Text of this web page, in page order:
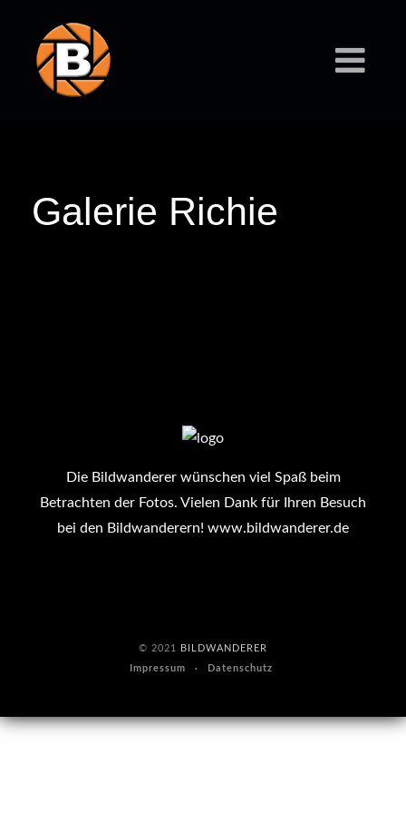
Galerie Richie
Die Bildwanderer wünschen viel Spaß beim
Betrachten der Fotos. Vielen Dank für Ihren Besuch
bei den Bildwanderern! www.bildwanderer.de
© 2021
BILDWANDERER
Impressum
Datenschutz